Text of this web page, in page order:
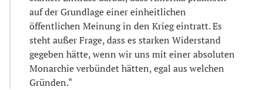
auf der Grundlage einer einheitlichen
öffentlichen Meinung in den Krieg eintratt. Es
steht außer Frage, dass es starken Widerstand
gegeben hätte, wenn wir uns mit einer absoluten
Monarchie verbündet hätten, egal aus welchen
Gründen.“